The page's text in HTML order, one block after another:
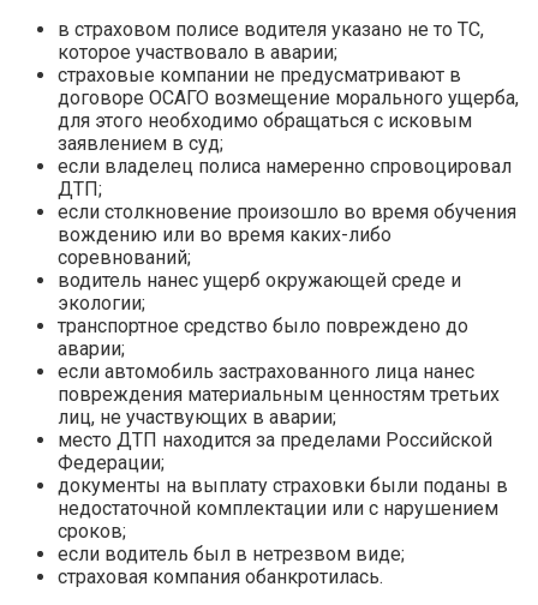
в страховом полисе водителя указано не то ТС,
которое участвовало в аварии;
страховые компании не предусматривают в
договоре ОСАГО возмещение морального ущерба,
для этого необходимо обращаться с исковым
заявлением в суд;
если владелец полиса намеренно спровоцировал
ДТП;
если столкновение произошло во время обучения
вождению или во время каких-либо
соревнований;
водитель нанес ущерб окружающей среде и
экологии;
транспортное средство было повреждено до
аварии;
если автомобиль застрахованного лица нанес
повреждения материальным ценностям третьих
лиц, не участвующих в аварии;
место ДТП находится за пределами Российской
Федерации;
документы на выплату страховки были поданы в
недостаточной комплектации или с нарушением
сроков;
если водитель был в нетрезвом виде;
страховая компания обанкротилась.